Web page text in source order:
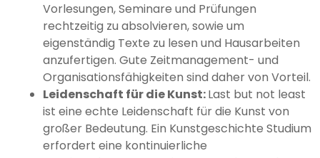
Vorlesungen, Seminare und Prüfungen
rechtzeitig zu absolvieren, sowie um
eigenständig Texte zu lesen und Hausarbeiten
anzufertigen. Gute Zeitmanagement- und
Organisationsfähigkeiten sind daher von Vorteil.
Leidenschaft für die Kunst:Last but not least
ist eine echte Leidenschaft für die Kunst von
großer Bedeutung. Ein Kunstgeschichte Studium
erfordert eine kontinuierliche